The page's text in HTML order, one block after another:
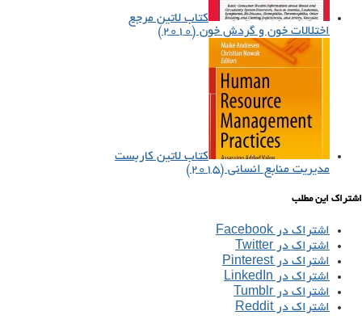
کتاب لاتین مرجع
اختلالات خون و گردش خون (۲۰۱۰)
کتاب لاتین کاربست
مدیریت منابع انسانی (۲۰۱۵)
اشتراک این مطلب
اشتراک در Facebook
اشتراک در Twitter
اشتراک در Pinterest
اشتراک در LinkedIn
اشتراک در Tumblr
اشتراک در Reddit